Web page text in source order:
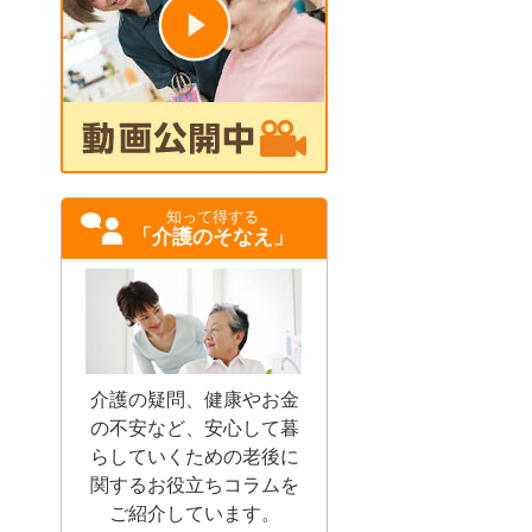
知って得する
「介護のそなえ」
介護の疑問、健康やお金
の不安など、安心して暮
らしていくための老後に
関するお役立ちコラムを
ご紹介しています。